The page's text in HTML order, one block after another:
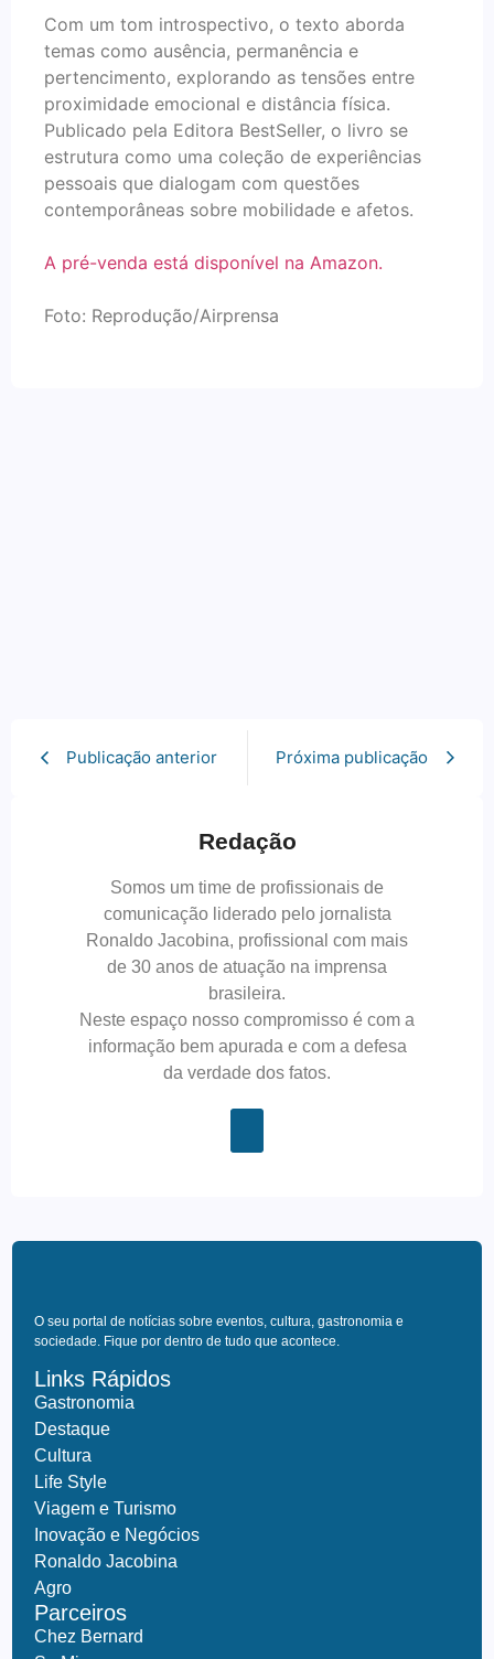
Com um tom introspectivo, o texto aborda
temas como ausência, permanência e
pertencimento, explorando as tensões entre
proximidade emocional e distância física.
Publicado pela Editora BestSeller, o livro se
estrutura como uma coleção de experiências
pessoais que dialogam com questões
contemporâneas sobre mobilidade e afetos.
A pré-venda está disponível na Amazon.
Foto: Reprodução/Airprensa
Publicação anterior Próxima publicação
Redação
Somos um time de profissionais de
comunicação liderado pelo jornalista
Ronaldo Jacobina, profissional com mais
de 30 anos de atuação na imprensa
brasileira.
Neste espaço nosso compromisso é com a
informação bem apurada e com a defesa
da verdade dos fatos.
O seu portal de notícias sobre eventos, cultura, gastronomia e
sociedade. Fique por dentro de tudo que acontece.
Links Rápidos
Gastronomia
Destaque
Cultura
Life Style
Viagem e Turismo
Inovação e Negócios
Ronaldo Jacobina
Agro
Parceiros
Chez Bernard